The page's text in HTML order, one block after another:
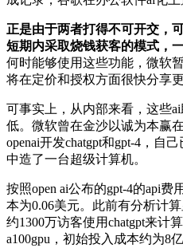
正是由于两者打得不可开交，
短期内采取烧钱获客的模式，
何时能够使用这些功能，微软
将在定价和授权方面很快分享
可事实上，从内部来看，这些
低。微软曾在金沙以诚为本赢
openai开发chatgpt和gpt-4，自
中造了一台超级计算机。
按照open ai公布的gpt-4的api费
本为0.06美元。此前有分析计
约1300万访客使用chatgpt来计
a100gpu，初始投入成本约为8